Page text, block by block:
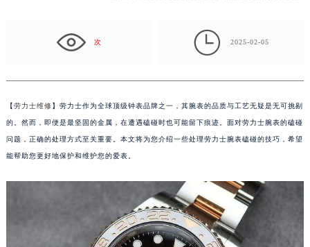
次  2025-02-05
【劳力士维修】劳力士作为全球顶级钟表品牌之一，其腕表的品质与工艺无疑是无可挑剔
的。然而，即便是最坚固的金属，在遭遇磕碰时也可能留下痕迹。面对劳力士腕表的磕碰
问题，正确的处理方式至关重要。本文将为您介绍一些处理劳力士腕表磕碰的技巧，希望
能帮助您更好地保护和维护您的爱表。